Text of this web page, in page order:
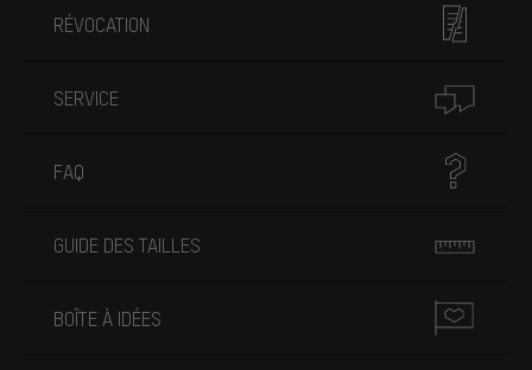
RÉVOCATION
SERVICE
FAQ
GUIDE DES TAILLES
BOÎTE À IDÉES